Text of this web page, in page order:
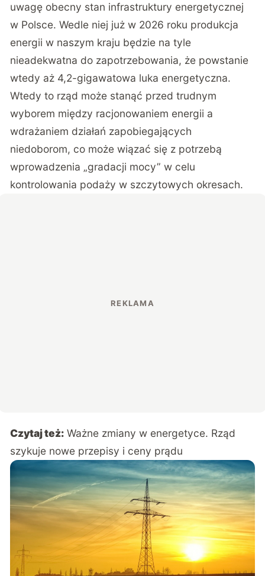
uwagę obecny stan infrastruktury energetycznej
w Polsce. Wedle niej już w 2026 roku produkcja
energii w naszym kraju będzie na tyle
nieadekwatna do zapotrzebowania, że powstanie
wtedy aż 4,2-gigawatowa luka energetyczna.
Wtedy to rząd może stanąć przed trudnym
wyborem między racjonowaniem energii a
wdrażaniem działań zapobiegających
niedoborom, co może wiązać się z potrzebą
wprowadzenia „gradacji mocy” w celu
kontrolowania podaży w szczytowych okresach.
Czytaj też: Ważne zmiany w energetyce. Rząd
szykuje nowe przepisy i ceny prądu